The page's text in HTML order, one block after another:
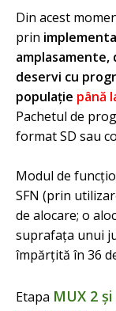
Din acest
prin
amplasamente,
deservi cu
populaţie până
Pachetul de
format SD sau
Modul de
SFN (prin
de alocare; o
suprafaţa unui
împărţită în 36
Etapa MUX 2